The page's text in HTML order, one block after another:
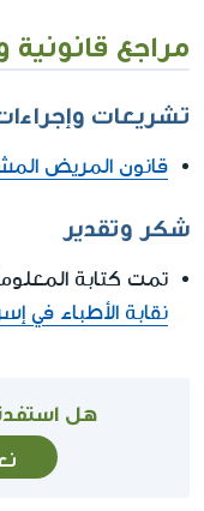
مراجع
تشريعات
قانون المريض
شكر وتقدير
تمت كتابة
نقابة الأطباء في
هل